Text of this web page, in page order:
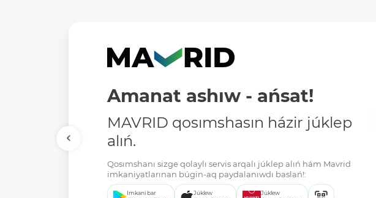
Amanat ashıw - ańsat!
MAVRID qosımshasın házir júklep
alıń.
Qosımshanı sizge qolaylı servis arqalı júklep alıń hám Mavrid
imkaniyatlarınan búgin-aq paydalanıwdı baslań!:
Imkani bar Júklew Júklew